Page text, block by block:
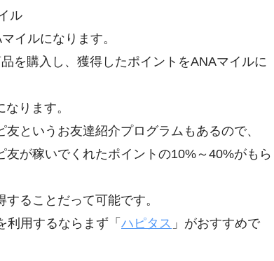
ル
イルになります。
を購入し、獲得したポイントをANAマイルに
ります。
というお友達紹介プログラムもあるので、
が稼いでくれたポイントの10%～40%がもら
ることだって可能です。
用するならまず「 ハピタス 」がおすすめで